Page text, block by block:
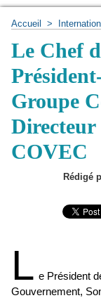
Accueil >
Le Chef
Groupe
Directeur
COVEC
Rédigé
L e Président
Gouvernement,